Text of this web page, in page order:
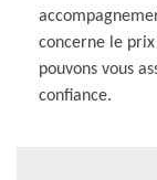
concerne le prix
pouvons vous
confiance.